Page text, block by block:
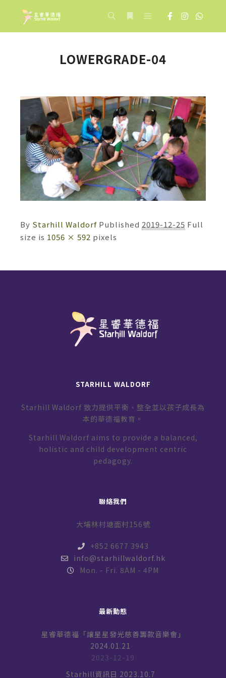
LOWERGRADE-04
By Starhill Waldorf Published 2019-12-25 Full
size is 1056 × 592 pixels
STARHILL WALDORF
Starhill Waldorf 致力提供平衡、整全並以孩子成長為
本的華德福教育。
Starhill Waldorf aims to provide a balanced,
holistic and child development centric
pedagogy.
聯絡我們
大埔林村塘面村156號
+852 6677 3943
info@starhillwaldorf.hk
Mon. - Fri. 8AM - 4PM
最新動態
星睿華德福「讓星星發光慈善籌款音樂會」
2024.01.21
2023-12-19
Starhill資訊日 2023.10.7